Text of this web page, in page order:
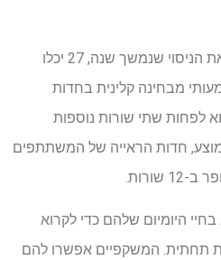
מתוך 32 מטופלים שהשלימו את הניסוי שנמשך שנה, 27 יכלו
משמעותי מבחינה קלינית בחדות
לפחות שתי שורות נוספות
חדות הראייה של המשתתפים
היומיום שלהם כדי לקרוא
תחתית. המשקפיים אפשרו להם